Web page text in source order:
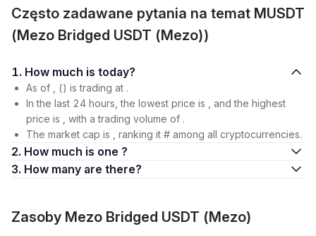
Często zadawane pytania na temat MUSDT
(Mezo Bridged USDT (Mezo))
1. How much is today?
As of , () is trading at .
In the last 24 hours, the lowest price is , and the highest
price is , with a trading volume of .
The market cap is , ranking it # among all cryptocurrencies.
2. How much is one ?
3. How many are there?
Zasoby Mezo Bridged USDT (Mezo)